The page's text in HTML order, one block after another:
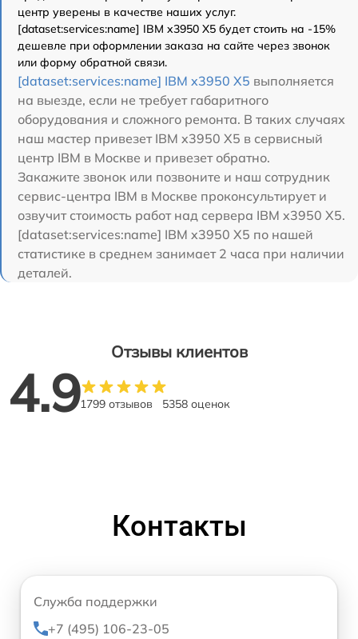
центр уверены в качестве наших услуг.
[dataset:services:name] IBM x3950 X5 будет стоить на -15%
дешевле при оформлении заказа на сайте через звонок
или форму обратной связи.
[dataset:services:name] IBM x3950 X5 выполняется
на выезде, если не требует габаритного
оборудования и сложного ремонта. В таких случаях
наш мастер привезет IBM x3950 X5 в сервисный
центр IBM в Москве и привезет обратно.
Закажите звонок или позвоните и наш сотрудник
сервис-центра IBM в Москве проконсультирует и
озвучит стоимость работ над сервера IBM x3950 X5.
[dataset:services:name] IBM x3950 X5 по нашей
статистике в среднем занимает 2 часа при наличии
деталей.
Отзывы клиентов
4.91799 отзывов 5358 оценок
Контакты
Служба поддержки
+7 (495) 106-23-05